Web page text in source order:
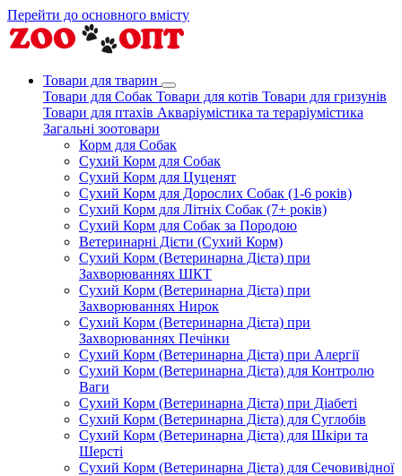
Перейти до основного вмісту
Товари для тварин
Товари для Собак Товари для котів Товари для гризунів
Товари для птахів Акваріумістика та тераріумістика
Загальні зоотовари
Корм для Собак
Сухий Корм для Собак
Сухий Корм для Цуценят
Сухий Корм для Дорослих Собак (1-6 років)
Сухий Корм для Літніх Собак (7+ років)
Сухий Корм для Собак за Породою
Ветеринарні Дієти (Сухий Корм)
Сухий Корм (Ветеринарна Дієта) при
Захворюваннях ШКТ
Сухий Корм (Ветеринарна Дієта) при
Захворюваннях Нирок
Сухий Корм (Ветеринарна Дієта) при
Захворюваннях Печінки
Сухий Корм (Ветеринарна Дієта) при Алергії
Сухий Корм (Ветеринарна Дієта) для Контролю
Ваги
Сухий Корм (Ветеринарна Дієта) при Діабеті
Сухий Корм (Ветеринарна Дієта) для Суглобів
Сухий Корм (Ветеринарна Дієта) для Шкіри та
Шерсті
Сухий Корм (Ветеринарна Дієта) для Сечовивідної